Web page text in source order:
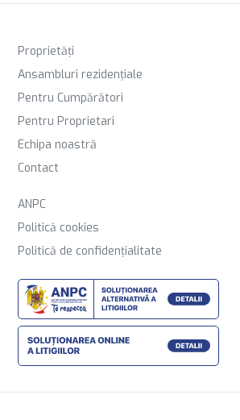
Proprietăți
Ansambluri rezidențiale
Pentru Cumpărători
Pentru Proprietari
Echipa noastră
Contact
ANPC
Politică cookies
Politică de confidențialitate